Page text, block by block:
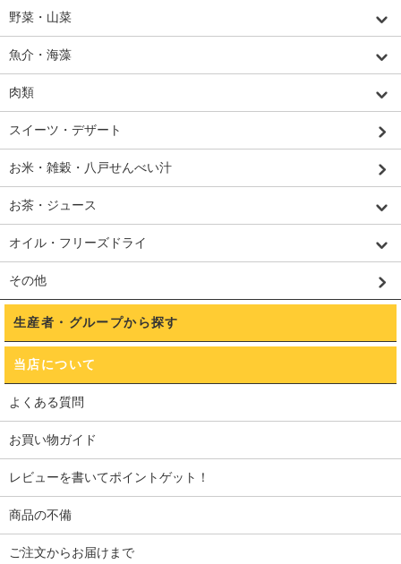
野菜・山菜
魚介・海藻
肉類
スイーツ・デザート
お米・雑穀・八戸せんべい汁
お茶・ジュース
オイル・フリーズドライ
その他
生産者・グループから探す
当店について
よくある質問
お買い物ガイド
レビューを書いてポイントゲット！
商品の不備
ご注文からお届けまで